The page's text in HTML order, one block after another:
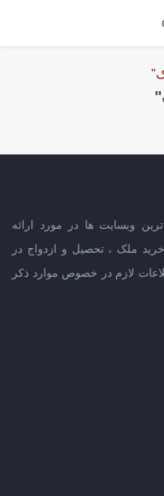
وبسایت ها در مورد ارائه
ملک ، تحصیل و ازدواج در
لازم در خصوص موارد ذکر